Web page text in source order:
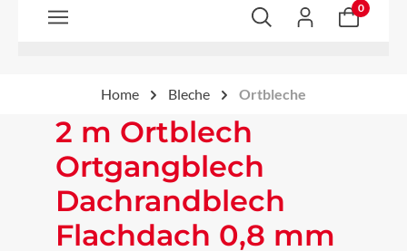
0
Home Bleche Ortbleche
2 m Ortblech
Ortgangblech
Dachrandblech
Flachdach 0,8 mm